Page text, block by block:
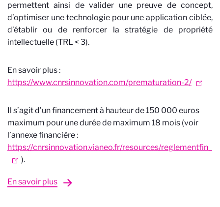
permettent ainsi de valider une preuve de concept,
d’optimiser une technologie pour une application ciblée,
d’établir ou de renforcer la stratégie de propriété
intellectuelle (TRL < 3).
En savoir plus :
https://www.cnrsinnovation.com/prematuration-2/
Il s’agit d’un financement à hauteur de 150 000 euros
maximum pour une durée de maximum 18 mois (voir
l’annexe financière :
https://cnrsinnovation.vianeo.fr/resources/
).
En savoir plus